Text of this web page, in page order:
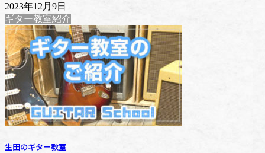
2023年12月9日
ギター教室紹介
生田のギター教室